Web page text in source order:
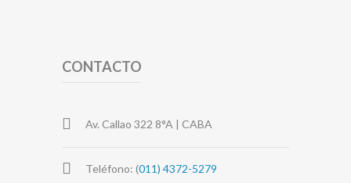
CONTACTO
Av. Callao 322 8°A | CABA
Teléfono: (011) 4372-5279